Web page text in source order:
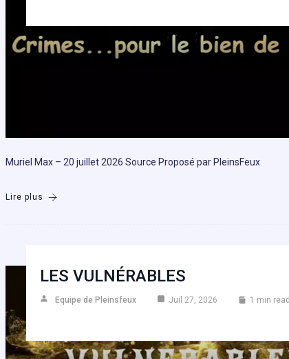
Muriel Max – 20 juillet 2026 Source Proposé par PleinsFeux
Lire plus
LES VULNÉRABLES
Equipe de Pleinsfeux Juil 27, 2026 1 min read